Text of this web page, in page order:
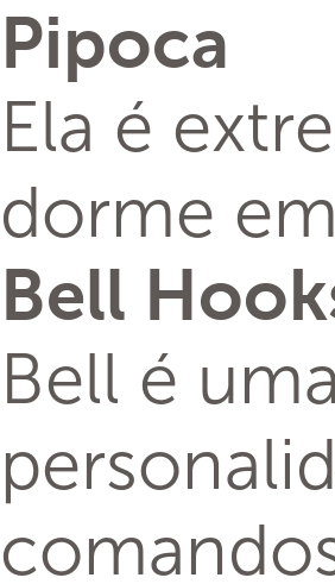
Pipoca
Ela é
dorme
Bell
Bell é